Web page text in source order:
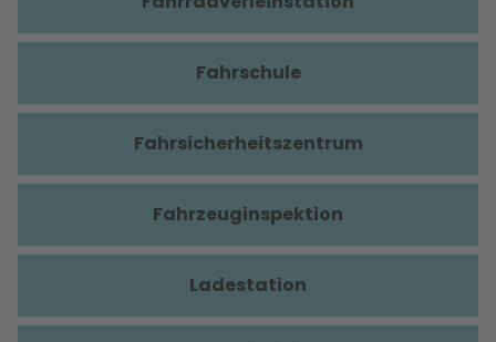
Fahrschule
Fahrsicherheitszentrum
Fahrzeuginspektion
Ladestation